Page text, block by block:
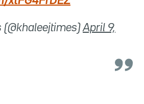
(@khaleejtimes)April 9,